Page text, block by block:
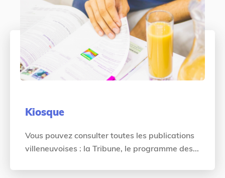
Kiosque
Vous pouvez consulter toutes les publications
villeneuvoises : la Tribune, le programme des...